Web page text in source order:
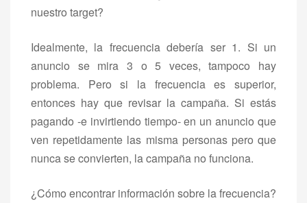
nuestro target?
Idealmente, la frecuencia debería ser 1. Si un
anuncio se mira 3 o 5 veces, tampoco hay
problema. Pero si la frecuencia es superior,
entonces hay que revisar la campaña. Si estás
pagando -e invirtiendo tiempo- en un anuncio que
ven repetidamente las misma personas pero que
nunca se convierten, la campaña no funciona.
¿Cómo encontrar información sobre la frecuencia?